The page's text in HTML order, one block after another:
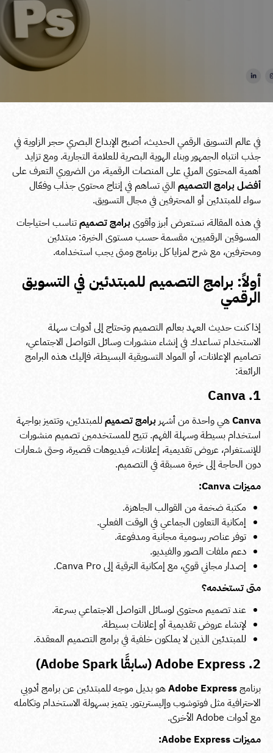
في عالم التسويق الرقمي الحديث، أصبح الإبداع البصري حجر الزاوية في
جذب انتباه الجمهور وبناء الهوية البصرية للعلامة التجارية. ومع تزايد
أهمية المحتوى المرئي على المنصات الرقمية، من الضروري التعرف على
أفضل برامج التصميم التي تساهم في إنتاج محتوى جذاب وفعّال
سواء للمبتدئين أو المحترفين في مجال التسويق.
في هذه المقالة، نستعرض أبرز وأقوىبرامج تصميمتناسب احتياجات
المسوقين الرقميين، مقسمة حسب مستوى الخبرة: مبتدئين
ومحترفين، مع شرح لمزايا كل برنامج ومتى يجب استخدامه.
أولاً: برامج التصميم للمبتدئين في التسويق
الرقمي
إذا كنت حديث العهد بعالم التصميم وتحتاج إلى أدوات سهلة
الاستخدام تساعدك في إنشاء منشورات وسائل التواصل الاجتماعي،
تصاميم الإعلانات، أو المواد التسويقية البسيطة، فإليك هذه البرامج
الرائعة:
1. Canva
Canvaهي واحدة من أشهربرامج تصميمللمبتدئين، وتتميز بواجهة
استخدام بسيطة وسهلة الفهم. تتيح للمستخدمين تصميم منشورات
للإنستغرام، عروض تقديمية، إعلانات، فيديوهات قصيرة، وحتى شعارات
دون الحاجة إلى خبرة مسبقة في التصميم.
مميزات Canva:
مكتبة ضخمة من القوالب الجاهزة.
إمكانية التعاون الجماعي في الوقت الفعلي.
توفر عناصر رسومية مجانية ومدفوعة.
دعم ملفات الصور والفيديو.
إصدار مجاني قوي، مع إمكانية الترقية إلى Canva Pro.
متى تستخدمه؟
عند تصميم محتوى لوسائل التواصل الاجتماعي بسرعة.
لإنشاء عروض تقديمية أو إعلانات بسيطة.
للمبتدئين الذين لا يملكون خلفية في برامج التصميم المعقدة.
2. Adobe Express (سابقًا Adobe Spark)
برنامجAdobe Expressهو بديل موجه للمبتدئين عن برامج أدوبي
الاحترافية مثل فوتوشوب وإليستريتور. يتميز بسهولة الاستخدام وتكامله
مع أدوات Adobe الأخرى.
مميزات Adobe Express: